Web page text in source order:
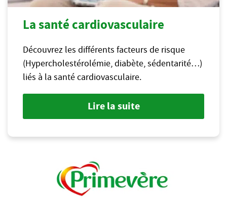
La santé cardiovasculaire
Découvrez les différents facteurs de risque
(Hypercholestérolémie, diabète, sédentarité…)
liés à la santé cardiovasculaire.
Lire la suite